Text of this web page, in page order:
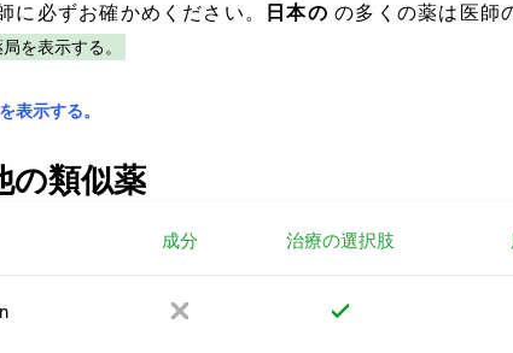
に必ずお確かめください。
日本の の多くの薬は医師
を表示する。
表示する。
の類似薬
成分 治療の選択肢